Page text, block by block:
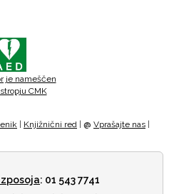
je nameščen
CMK
Knjižnični red @ Vprašajte nas
: 01 543 7741